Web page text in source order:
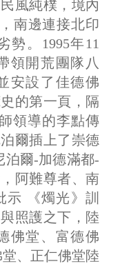
風純樸，境內
南邊連接北印
勢。1995年11
領開荒團隊八
安設了佳德佛
的第一頁，隔
領導的李點傳
爾插上了崇德
泊爾-加德滿都-
阿難尊者、南
《燭光》訓
照護之下，陸
佛堂、富德佛
、正仁佛堂陸